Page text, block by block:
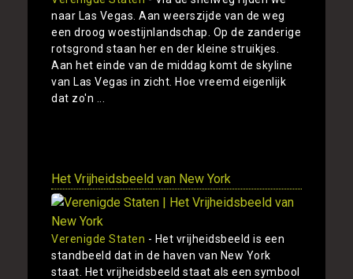
naar Las Vegas. Aan weerszijde van de weg
een droog woestijnlandschap. Op de zanderige
rotsgrond staan her en der kleine struikjes.
Aan het einde van de middag komt de skyline
van Las Vegas in zicht. Hoe vreemd eigenlijk
dat zo'n ...
Het Vrijheidsbeeld van New York
Verenigde Staten - Het vrijheidsbeeld is een
standbeeld dat in de haven van New York
staat. Het vrijheidsbeeld staat als een symbool